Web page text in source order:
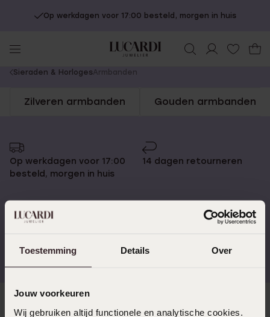
Toestemming Details Over
Jouw voorkeuren
Wij gebruiken altijd functionele en analytische cookies.
Op werkdagen voor 17:00 besteld, morgen in huis
You
here:
Sieraden & HorlogesArmbanden
Zilveren armbanden Gouden armbanden
Op werkdagen voor 17:00
besteld, morgen in huis
14 dagen retourneren
€49
reviews)
Direct naar